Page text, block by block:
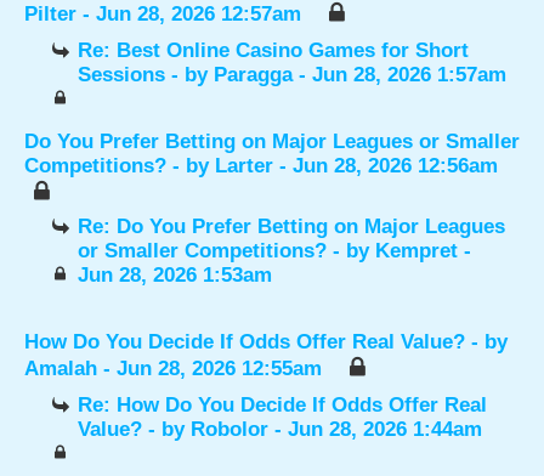
Pilter - Jun 28, 2026 12:57am
Re: Best Online Casino Games for Short
Sessions - by Paragga- Jun 28, 2026 1:57am
Do You Prefer Betting on Major Leagues or Smaller
Competitions? - by Larter - Jun 28, 2026 12:56am
Re: Do You Prefer Betting on Major Leagues
or Smaller Competitions? - by Kempret -
Jun 28, 2026 1:53am
How Do You Decide If Odds Offer Real Value? - by
Amalah - Jun 28, 2026 12:55am
Re: How Do You Decide If Odds Offer Real
Value? - by Robolor - Jun 28, 2026 1:44am